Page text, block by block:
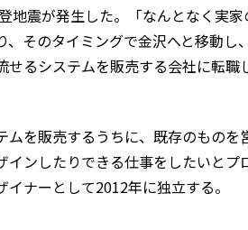
地震が発生した。「なんとなく実
、そのタイミングで金沢へと移動し
るシステムを販売する会社に転職
ムを販売するうちに、既存のもの
インしたりできる仕事をしたいと
ナーとして2012年に独立する。